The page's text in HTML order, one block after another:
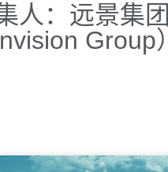
人：远景集团
Group）